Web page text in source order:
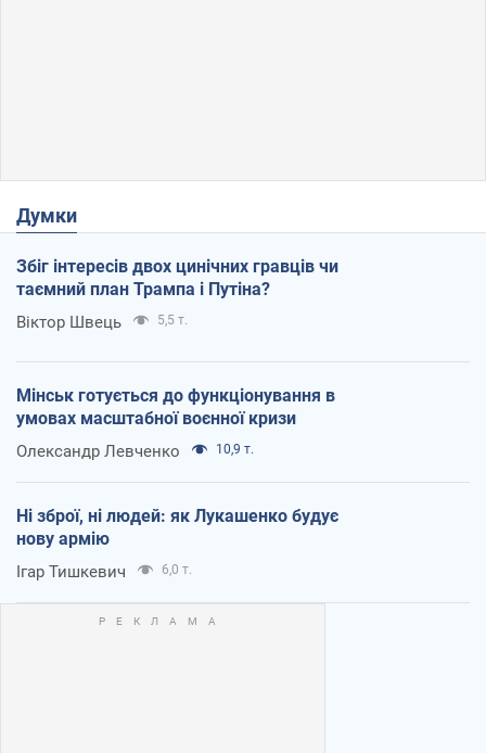
Думки
Збіг інтересів двох цинічних гравців чи
таємний план Трампа і Путіна?
Віктор Швець 5,5 т.
Мінськ готується до функціонування в
умовах масштабної воєнної кризи
Олександр Левченко 10,9 т.
Ні зброї, ні людей: як Лукашенко будує
нову армію
Ігар Тишкевич 6,0 т.